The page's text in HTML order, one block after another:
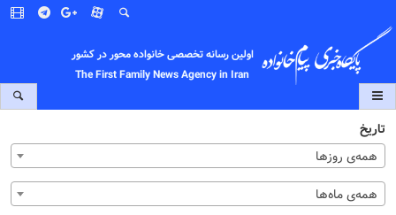
اولین رسانه تخصصی خانواده محور در کشور
The First Family News Agency in Iran
تاریخ
همه‌ی روزها
همه‌ی ماه‌ها